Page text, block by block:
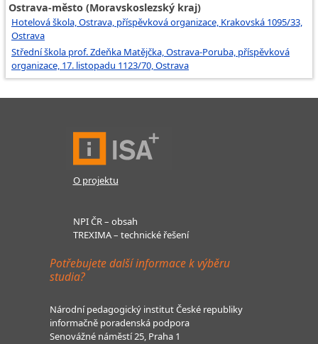
Ostrava-město (Moravskoslezský kraj)
Hotelová škola, Ostrava, příspěvková organizace, Krakovská 1095/33,
Ostrava
Střední škola prof. Zdeňka Matějčka, Ostrava-Poruba, příspěvková
organizace, 17. listopadu 1123/70, Ostrava
O projektu
NPI ČR – obsah
TREXIMA – technické řešení
Potřebujete další informace k výběru
studia?
Národní pedagogický institut České republiky
informačně poradenská podpora
Senovážné náměstí 25, Praha 1